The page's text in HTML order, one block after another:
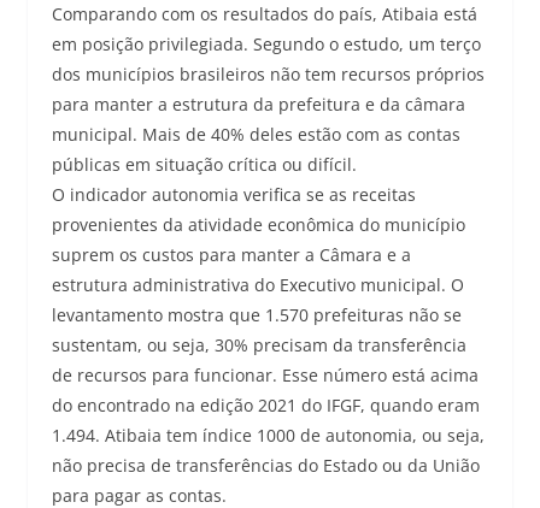
Comparando com os resultados do país, Atibaia está
em posição privilegiada. Segundo o estudo, um terço
dos municípios brasileiros não tem recursos próprios
para manter a estrutura da prefeitura e da câmara
municipal. Mais de 40% deles estão com as contas
públicas em situação crítica ou difícil.
O indicador autonomia verifica se as receitas
provenientes da atividade econômica do município
suprem os custos para manter a Câmara e a
estrutura administrativa do Executivo municipal. O
levantamento mostra que 1.570 prefeituras não se
sustentam, ou seja, 30% precisam da transferência
de recursos para funcionar. Esse número está acima
do encontrado na edição 2021 do IFGF, quando eram
1.494. Atibaia tem índice 1000 de autonomia, ou seja,
não precisa de transferências do Estado ou da União
para pagar as contas.